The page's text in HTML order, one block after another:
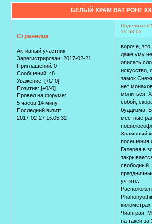
БЕЛЫЙ ХРАМ ВАТ РОНГ
Поделиться
19:58:03
Странница
Активный участник
Зарегистрирован: 2017-02-21
Приглашений: 0
Сообщений: 48
Уважение: [+0/-0]
Позитив: [+0/-0]
Провел на форуме:
5 часов 14 минут
Последний визит:
2017-02-27 16:05:32
Короче, это
даже уму
описать
искусство,
замок
нет
молиться.
собой,
буддизма.
местные
Храмовый
посещения
Галерея в
учтите.
километрах
Чианграя.
на такси за